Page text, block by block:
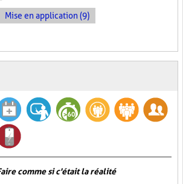
Mise en application (9)
comme si c'était la réalité